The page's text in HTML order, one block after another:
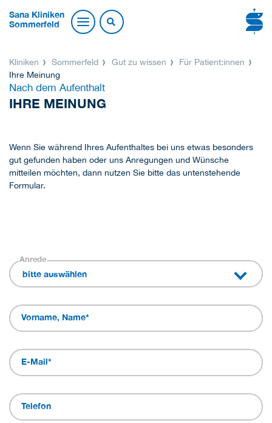
Sana Kliniken
Sommerfeld
Kliniken Sommerfeld Gut zu wissen
Für Patient:innen
Ihre Meinung
Nach dem Aufenthalt
IHRE MEINUNG
Wenn Sie während Ihres Aufenthaltes bei uns etwas besonders
gut gefunden haben oder uns Anregungen und Wünsche
mitteilen möchten, dann nutzen Sie bitte das untenstehende
Formular.
Anrede
bitte auswählen
Vorname, Name*
E-Mail*
Telefon